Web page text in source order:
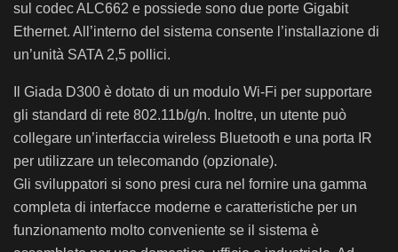
sul codec ALC662 e possiede sono due porte Gigabit
Ethernet. All’interno del sistema consente l’installazione di
un’unità SATA 2,5 pollici.
Il Giada D300 è dotato di un modulo Wi-Fi per supportare
gli standard di rete 802.11b/g/n. Inoltre, un utente può
collegare un’interfaccia wireless Bluetooth e una porta IR
per utilizzare un telecomando (opzionale).
Gli sviluppatori si sono presi cura nel fornire una gamma
completa di interfacce moderne e caratteristiche per un
funzionamento molto conveniente se il sistema è